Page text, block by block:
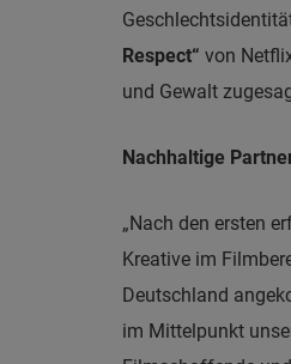
Respect“ von
und Gewalt
Nachhaltige
„Nach den ersten
Kreative im
Deutschland
im Mittelpunkt